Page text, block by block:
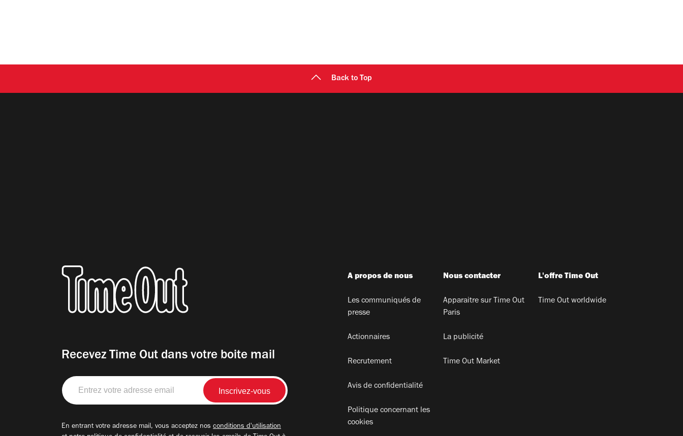
Back to Top
Recevez Time Out dans votre boite mail
Entrez
votre
adresse
En entrant votre adresse mail, vous acceptez nos conditions d'utilisation
A propos de nous
Les communiqués de
presse
Actionnaires
Recrutement
Avis de confidentialité
Politique concernant les
cookies
Nous contacter
Apparaitre sur Time Out
Paris
La publicité
Time Out Market
L'offre Time Out
Time Out worldwide